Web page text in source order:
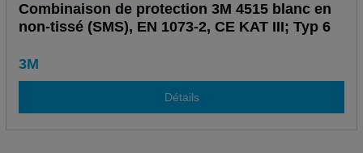
Combinaison de protection 3M 4515 blanc en
non-tissé (SMS), EN 1073-2, CE KAT III; Typ 6
3M
Détails